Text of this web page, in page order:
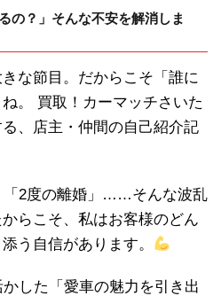
の？」そんな不安を解消しま
な節目。だからこそ「誰に
。 買取！カーマッチさいた
、店主・仲間の自己紹介記
「2度の離婚」……そんな波乱
らこそ、私はお客様のどん
う自信があります。
した「愛車の魅力を引き出